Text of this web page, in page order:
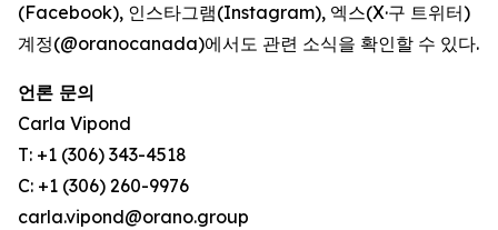
(Facebook), 인스타그램(Instagram), 엑스(X·구 트위터)
계정(@oranocanada)에서도 관련 소식을 확인할 수 있다.
언론 문의
Carla Vipond
T: +1 (306) 343-4518
C: +1 (306) 260-9976
carla.vipond@orano.group